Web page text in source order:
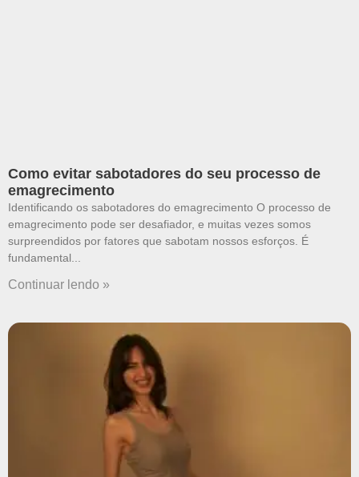
Como evitar sabotadores do seu processo de
emagrecimento
Identificando os sabotadores do emagrecimento O processo de
emagrecimento pode ser desafiador, e muitas vezes somos
surpreendidos por fatores que sabotam nossos esforços. É
fundamental
Continuar lendo »